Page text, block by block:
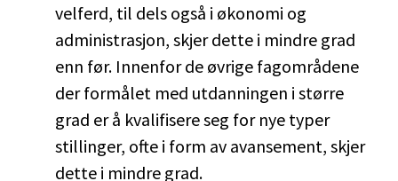
velferd, til dels også i økonomi og
administrasjon, skjer dette i mindre grad
enn før. Innenfor de øvrige fagområdene
der formålet med utdanningen i større
grad er å kvalifisere seg for nye typer
stillinger, ofte i form av avansement, skjer
dette i mindre grad.